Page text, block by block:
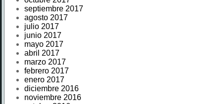
septiembre 2017
agosto 2017
julio 2017
junio 2017
mayo 2017
abril 2017
marzo 2017
febrero 2017
enero 2017
diciembre 2016
noviembre 2016